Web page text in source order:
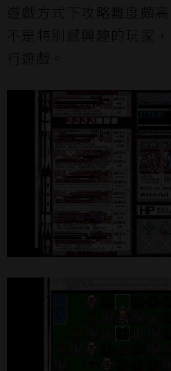
遊戲方式下攻略難度頗
不是特別感興趣的玩家
行遊戲。